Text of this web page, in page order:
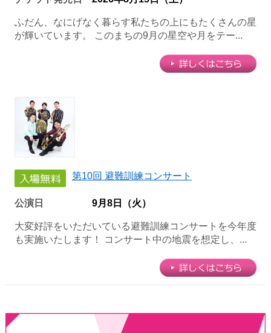
ふだん、なにげなく暮らす私たちの上にもたくさんの星
が輝いています。 このまちの9月の星空や月をテー...
第10回 避難訓練コンサート
公演日 9月8日（火）
大変好評をいただいている避難訓練コンサートを今年度
も実施いたします！ コンサート中の地震を想定し、...